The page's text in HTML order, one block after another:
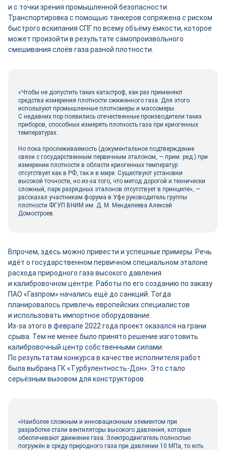
и с точки зрения промышленной безопасности.
Транспортировка с помощью танкеров сопряжена с риском
быстрого вскипания СПГ по всему объёму ёмкости, которое
может произойти в результате самопроизвольного
смешивания слоёв газа разной плотности.
«Чтобы не допустить таких катастроф, как раз применяют
средства измерения плотности сжиженного газа. Для этого
используют промышленные плотномеры и массомеры.
С недавних пор появились отечественные производители таких
приборов, способных измерять плотность газа при криогенных
температурах.
Но пока прослеживаемость (документальное подтверждение
связи с государственным первичным эталоном, — прим. ред.) при
измерении плотности в области криогенных температур
отсутствует как в РФ, так и в мире. Существуют установки
высокой точности, но из-за того, что метод дорогой и технически
сложный, парк разрядных эталонов отсутствует в принципе», —
рассказал участникам форума в Уфе руководитель группы
плотности ФГУП ВНИМ им. Д. М. Менделеева Алексей
Домостроев.
Впрочем, здесь можно привести и успешные примеры. Речь
идёт о государственном первичном специальном эталоне
расхода природного газа высокого давления
и калибровочном центре. Работы по его созданию по заказу
ПАО «Газпром» начались ещё до санкций. Тогда
планировалось привлечь европейских специалистов
и использовать импортное оборудование.
Из-за этого в феврале 2022 года проект оказался на грани
срыва. Тем не менее было принято решение изготовить
калибровочный центр собственными силами.
По результатам конкурса в качестве исполнителя работ
была выбрана ГК «Турбулентность-­Дон». Это стало
серьёзным вызовом для конструкторов.
«Наиболее сложным и инновационным элементом при
разработке стали вентиляторы высокого давления, которые
обеспечивают движение газа. Электродвигатель полностью
погружён в среду природного газа при давлении 10 МПа, то есть